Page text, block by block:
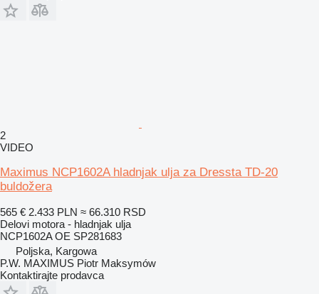
2
VIDEO
Maximus NCP1602A hladnjak ulja za Dressta TD-20
buldožera
565 € 2.433 PLN ≈ 66.310 RSD
Delovi motora - hladnjak ulja
NCP1602A OE SP281683
Poljska, Kargowa
P.W. MAXIMUS Piotr Maksymów
Kontaktirajte prodavca